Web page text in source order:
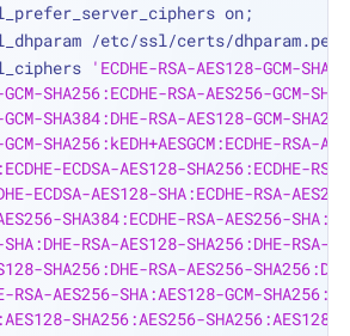
ssl_prefer_server_ciphers on;
ssl_dhparam /etc/ssl/certs/dhparam.pem;
ssl_ciphers
'ECDHE-RSA-AES128-GCM-
SHA256:ECDHE-RSA-AES256-GCM-
SHA384:DHE-RSA-AES128-GCM-
SHA256:kEDH+AESGCM:ECDHE-RSA-
ECDSA-AES128-SHA256:ECDHE-
ECDSA-AES128-SHA:ECDHE-RSA-
SHA384:ECDHE-RSA-AES256-
RSA-AES128-SHA256:DHE-RSA-
SHA256:DHE-RSA-AES256-
RSA-AES256-SHA:AES128-GCM-
SHA256:AES256-SHA256:AES128-